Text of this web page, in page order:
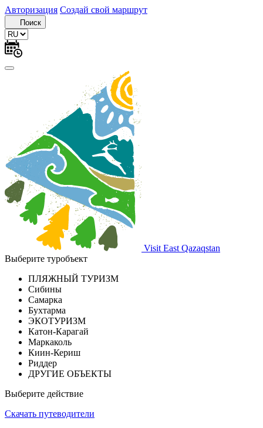
Авторизация Создай свой маршрут
Поиск
Visit East Qazaqstan
Выберите туробъект
ПЛЯЖНЫЙ ТУРИЗМ
Сибины
Самарка
Бухтарма
ЭКОТУРИЗМ
Катон-Карагай
Маркаколь
Киин-Кериш
Риддер
ДРУГИЕ ОБЪЕКТЫ
Выберите действие
Скачать путеводители